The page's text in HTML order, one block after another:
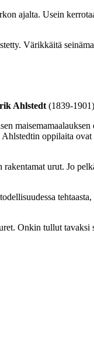
ajalta. Usein
Värikkäitä
Ahlstedt (1839-
oppilaita ovat
urut. Jo
Onkin tullut